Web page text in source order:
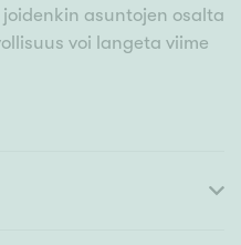
asuntojen osalta
voi langeta viime